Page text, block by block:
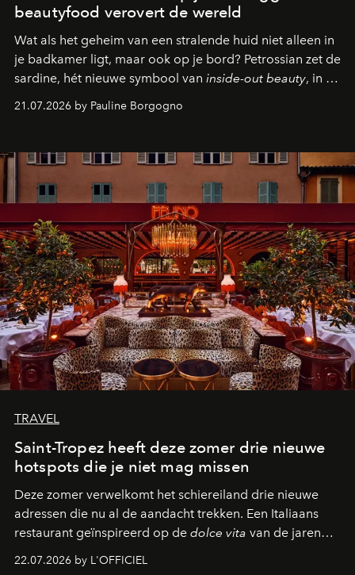
beautyfood verovert de wereld
Wat als het geheim van een stralende huid niet alleen in
je badkamer ligt, maar ook op je bord? Petrossian zet de
sardine, hét nieuwe symbool van inside-out beauty, in de
kijker met twee gastronomische creaties.
21.07.2026 by Pauline Borgogno
TRAVEL
Saint-Tropez heeft deze zomer drie nieuwe
hotspots die je niet mag missen
Deze zomer verwelkomt het schiereiland drie nieuwe
adressen die nu al de aandacht trekken. Een Italiaans
restaurant geïnspireerd op de dolce vita van de jaren
zestig, een Japanse hotspot die na zonsondergang
verandert in een bruisende ontmoetingsplek en de
22.07.2026 by L'OFFICIEL